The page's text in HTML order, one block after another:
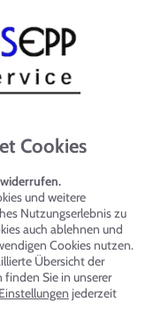
Cookies
und weitere
Nutzungserlebnis zu
auch ablehnen und
Cookies nutzen.
Übersicht der
Sie in unserer
Einstellungen jederzeit